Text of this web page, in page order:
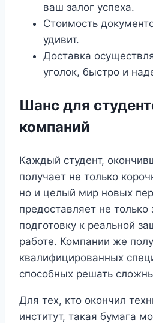
ваш залог успеха.
Стоимость
удивит.
Доставка
уголок, быстро и
Шанс для
компаний
Каждый студент,
получает не только
но и целый мир новых
предоставляет не только
подготовку к реальной
работе. Компании же
квалифицированных
способных решать
Для тех, кто окончил
институт, такая бумага